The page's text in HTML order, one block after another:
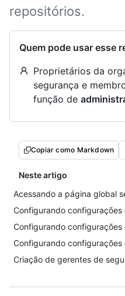
repositórios.
Quem pode usar esse
Proprietários da
segurança e
função de
Copiar como Markdown
Neste artigo
Acessando a página global
Configurando
Configurando
Configurando
Criação de gerentes de